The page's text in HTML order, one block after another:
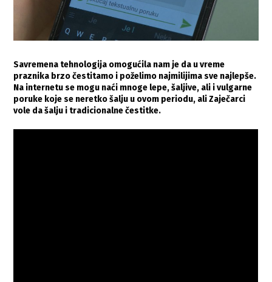
Savremena tehnologija omogućila nam je da u vreme
praznika brzo čestitamo i poželimo najmilijima sve najlepše.
Na internetu se mogu naći mnoge lepe, šaljive, ali i vulgarne
poruke koje se neretko šalju u ovom periodu, ali Zaječarci
vole da šalju i tradicionalne čestitke.